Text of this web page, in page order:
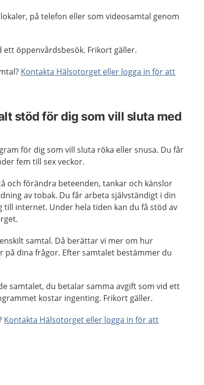
på telefon eller som videosamtal genom
öppenvårdsbesök. Frikort gäller.
Kontakta Hälsotorget eller logga in för att
stöd för dig som vill sluta med
för dig som vill sluta röka eller snusa. Du får
fem till sex veckor.
och förändra beteenden, tankar och känslor
av tobak. Du får arbeta självständigt i din
till internet. Under hela tiden kan du få stöd av
samtal. Då berättar vi mer om hur
dina frågor. Efter samtalet bestämmer du
samtalet, du betalar samma avgift som vid ett
kostar ingenting. Frikort gäller.
Kontakta Hälsotorget eller logga in för att